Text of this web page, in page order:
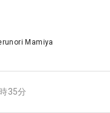
Mamiya
35分